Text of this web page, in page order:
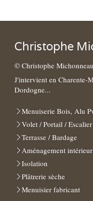
Christophe
© Christophe
J'intervient en Charente-
Dordogne...
Menuiserie Bois, Alu
Volet / Portail / Escalier
Terrasse / Bardage
Aménagement intérieur
Isolation
Plâtrerie sèche
Menuisier fabricant